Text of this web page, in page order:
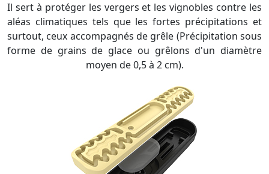
Il sert à protéger les vergers et les vignobles contre les
aléas climatiques tels que les fortes précipitations et
surtout, ceux accompagnés de grêle (Précipitation sous
forme de grains de glace ou grêlons d'un diamètre
moyen de 0,5 à 2 cm).